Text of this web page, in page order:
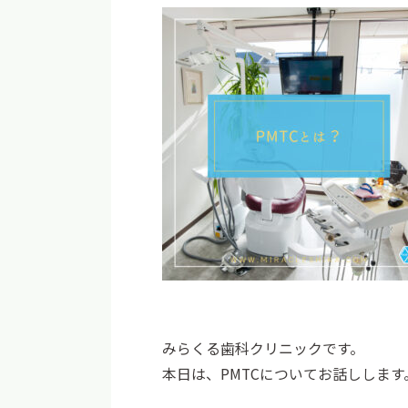
みらくる歯科クリニックです。
本日は、PMTCについてお話しします